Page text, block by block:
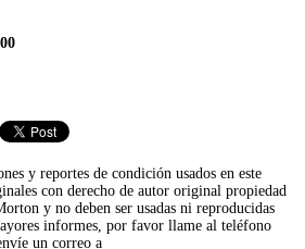
y reportes de condición usados en este
con derecho de autor original propiedad
y no deben ser usadas ni reproducidas
informes, por favor llame al teléfono
un correo a